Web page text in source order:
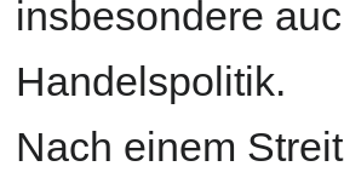
insbesondere
Handelspolitik.
Nach einem